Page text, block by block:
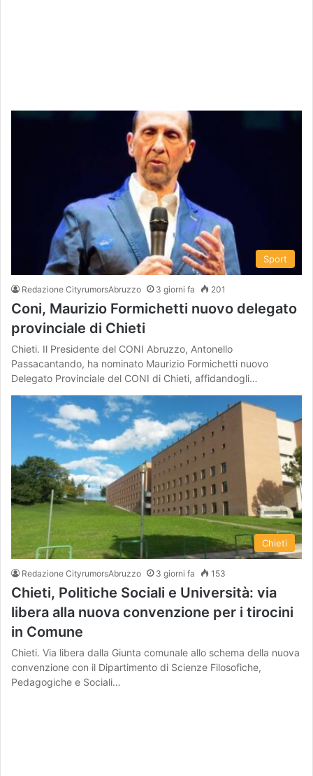
Sport
Redazione CityrumorsAbruzzo 3 giorni fa 201
Coni, Maurizio Formichetti nuovo delegato
provinciale di Chieti
Chieti. Il Presidente del CONI Abruzzo, Antonello
Passacantando, ha nominato Maurizio Formichetti nuovo
Delegato Provinciale del CONI di Chieti, affidandogli…
Chieti
Redazione CityrumorsAbruzzo 3 giorni fa 153
Chieti, Politiche Sociali e Università: via
libera alla nuova convenzione per i tirocini
in Comune
Chieti. Via libera dalla Giunta comunale allo schema della nuova
convenzione con il Dipartimento di Scienze Filosofiche,
Pedagogiche e Sociali…